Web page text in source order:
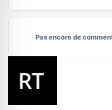
Pas encore de